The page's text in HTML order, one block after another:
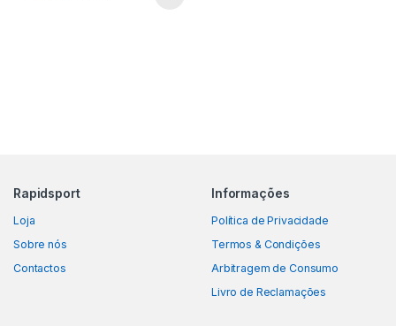
Rapidsport
Loja
Sobre nós
Contactos
Informações
Política de Privacidade
Termos & Condições
Arbitragem de Consumo
Livro de Reclamações